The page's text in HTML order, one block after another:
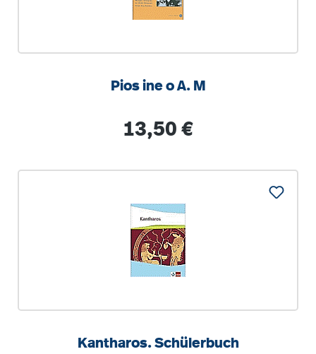
Pios ine o A. M
Regulärer Preis:
13,50 €
Kantharos. Schülerbuch